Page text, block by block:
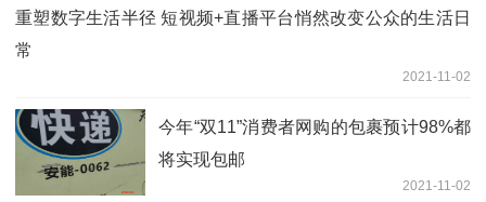
重塑数字生活半径 短视频+直播平台悄然改变公众的生活日
常
2021-11-02
今年“双11”消费者网购的包裹预计98%都
将实现包邮
2021-11-02